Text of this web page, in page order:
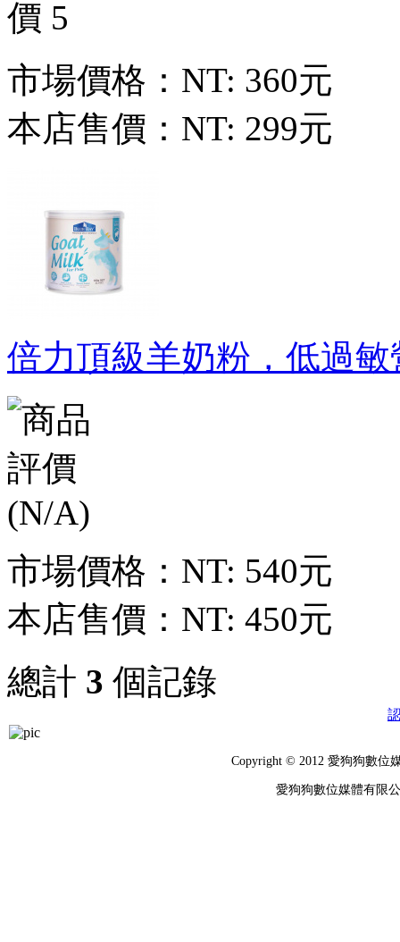
市場價格： NT: 360元
本店售價： NT: 299元
倍力頂級羊奶粉，低過敏
市場價格： NT: 540元
本店售價： NT: 450元
總計 3 個記錄
Copyright © 2012 愛狗狗數位
愛狗狗數位媒體有限